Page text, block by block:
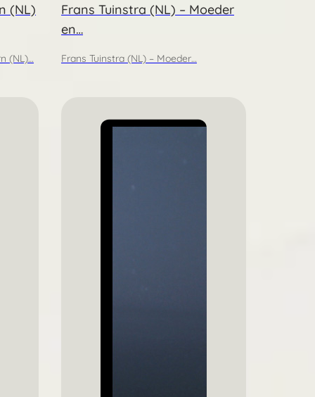
(NL)
(NL)…
Frans Tuinstra (NL) – Moeder
en…
Frans Tuinstra (NL) – Moeder…